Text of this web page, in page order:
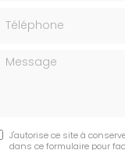
Téléphone
Message
J'autorise ce site à
dans ce formulaire pour